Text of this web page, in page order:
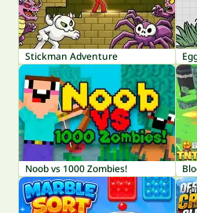
Stickman Adventure
Noob vs 1000 Zombies!